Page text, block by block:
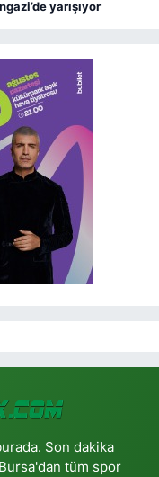
yarışıyor
Son dakika
tüm spor